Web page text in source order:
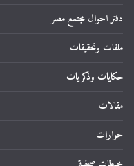
دفتر احوال مجتمع مصر
ملفات وتحقيقات
حكايات وذكريات
مقالات
حوارات